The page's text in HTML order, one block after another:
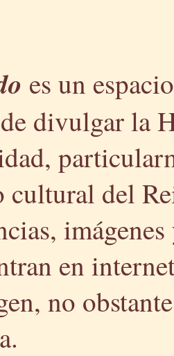
es un
divulgar la
cultural del
en
no